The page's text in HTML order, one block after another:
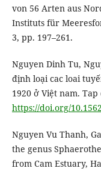
von 56 Arten aus
Instituts für
3, pp. 197–261.
Nguyen Dinh Tu,
định loại cac loai
1920 ở Việt nam.
https://doi.org/
Nguyen Vu Thanh,
the genus
from Cam Estuary,